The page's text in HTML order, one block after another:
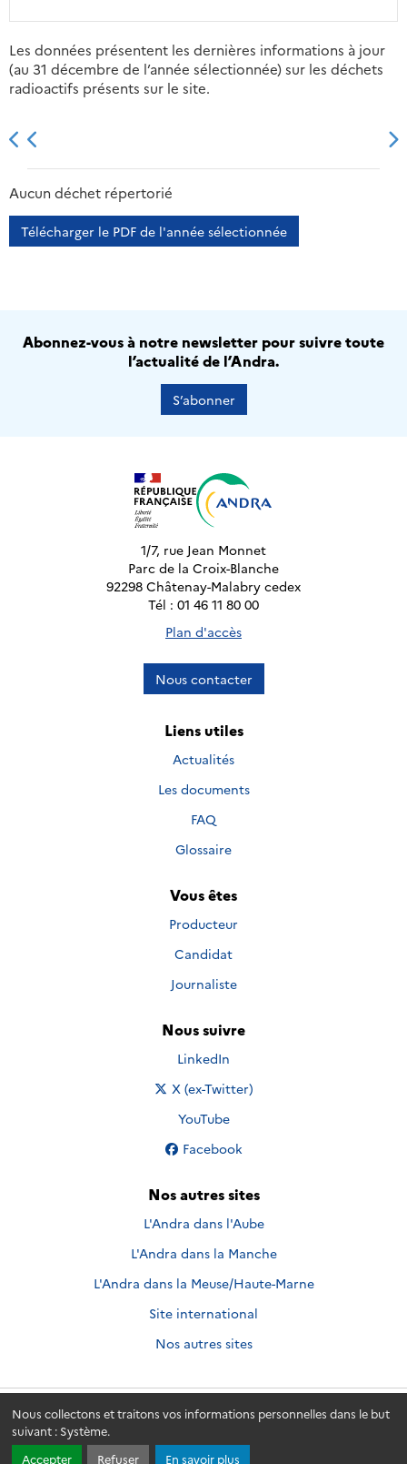
Nous collectons et traitons vos informations personnelles dans le but
suivant : Système.
Accepter
Refuser En savoir plus
Les données présentent les dernières informations à jour
(au 31 décembre de l’année sélectionnée) sur les déchets
radioactifs présents sur le site.
2013 2014
Aucun déchet répertorié
Télécharger le PDF de l'année sélectionnée
Abonnez-vous à notre newsletter pour suivre toute
l’actualité de l’Andra.
S’abonner
1/7, rue Jean Monnet
Parc de la Croix-Blanche
92298 Châtenay-Malabry cedex
Tél : 01 46 11 80 00
Plan d'accès
Nous contacter
Liens utiles
Actualités
Les documents
FAQ
Glossaire
Vous êtes
Producteur
Candidat
Journaliste
Nous suivre
Nous suivre sur
LinkedIn
Nous suivre sur
X (ex-Twitter)
Nous suivre sur
YouTube
Nous suivre sur
Facebook
Nos autres sites
L'Andra dans l'Aube
L'Andra dans la Manche
L'Andra dans la Meuse/Haute-Marne
Site international
Nos autres sites
Andra.fr © 2026 - Andra. Tous droits réservés.